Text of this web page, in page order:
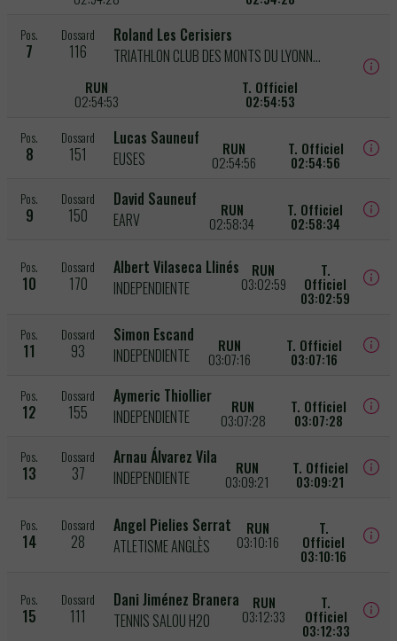
Pos.
7
Dossard
116
Roland Les Cerisiers
TRIATHLON CLUB DES MONTS DU LYONNAIS
RUN
02:54:53
T. Officiel
02:54:53
Pos.
8
Dossard
151
Lucas Sauneuf
EUSES
RUN
02:54:56
T. Officiel
02:54:56
Pos.
9
Dossard
150
David Sauneuf
EARV
RUN
02:58:34
T. Officiel
02:58:34
Pos.
10
Dossard
170
Albert Vilaseca Llinés
INDEPENDIENTE
RUN
03:02:59
T.
Officiel
03:02:59
Pos.
11
Dossard
93
Simon Escand
INDEPENDIENTE
RUN
03:07:16
T. Officiel
03:07:16
Pos.
12
Dossard
155
Aymeric Thiollier
INDEPENDIENTE
RUN
03:07:28
T. Officiel
03:07:28
Pos.
13
Dossard
37
Arnau Álvarez Vila
INDEPENDIENTE
RUN
03:09:21
T. Officiel
03:09:21
Pos.
14
Dossard
28
Angel Pielies Serrat
ATLETISME ANGLÈS
RUN
03:10:16
T.
Officiel
03:10:16
Pos.
15
Dossard
111
Dani Jiménez Branera
TENNIS SALOU H20
RUN
03:12:33
T.
Officiel
03:12:33